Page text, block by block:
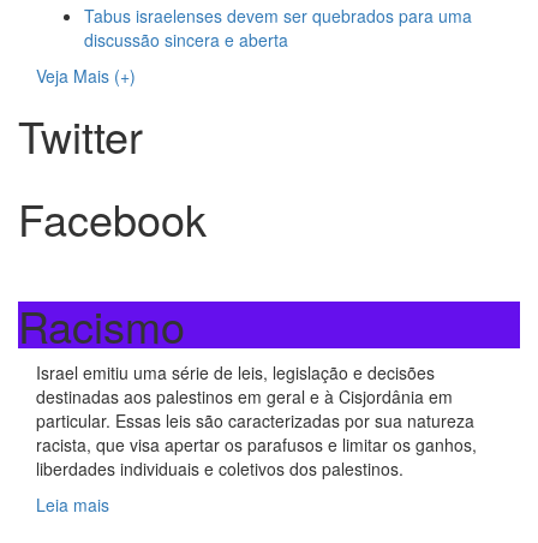
Tabus israelenses devem ser quebrados para uma
discussão sincera e aberta
Veja Mais (+)
Twitter
Facebook
Racismo
Israel emitiu uma série de leis, legislação e decisões
destinadas aos palestinos em geral e à Cisjordânia em
particular. Essas leis são caracterizadas por sua natureza
racista, que visa apertar os parafusos e limitar os ganhos,
liberdades individuais e coletivos dos palestinos.
Leia mais